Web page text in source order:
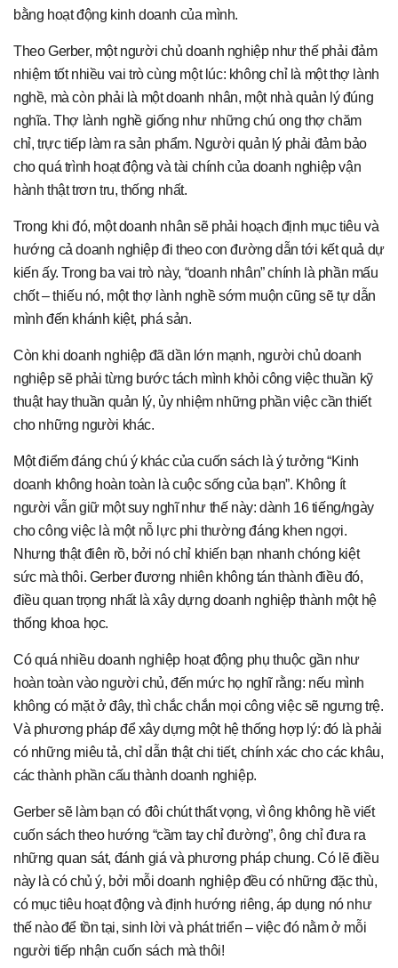
bằng hoạt động kinh doanh của mình.
Theo Gerber, một người chủ doanh nghiệp như thế phải đảm
nhiệm tốt nhiều vai trò cùng một lúc: không chỉ là một thợ lành
nghề, mà còn phải là một doanh nhân, một nhà quản lý đúng
nghĩa. Thợ lành nghề giống như những chú ong thợ chăm
chỉ, trực tiếp làm ra sản phẩm. Người quản lý phải đảm bảo
cho quá trình hoạt động và tài chính của doanh nghiệp vận
hành thật trơn tru, thống nhất.
Trong khi đó, một doanh nhân sẽ phải hoạch định mục tiêu và
hướng cả doanh nghiệp đi theo con đường dẫn tới kết quả dự
kiến ấy. Trong ba vai trò này, “doanh nhân” chính là phần mấu
chốt – thiếu nó, một thợ lành nghề sớm muộn cũng sẽ tự dẫn
mình đến khánh kiệt, phá sản.
Còn khi doanh nghiệp đã dần lớn mạnh, người chủ doanh
nghiệp sẽ phải từng bước tách mình khỏi công việc thuần kỹ
thuật hay thuần quản lý, ủy nhiệm những phần việc cần thiết
cho những người khác.
Một điểm đáng chú ý khác của cuốn sách là ý tưởng “Kinh
doanh không hoàn toàn là cuộc sống của bạn”. Không ít
người vẫn giữ một suy nghĩ như thế này: dành 16 tiếng/ngày
cho công việc là một nỗ lực phi thường đáng khen ngợi.
Nhưng thật điên rồ, bởi nó chỉ khiến bạn nhanh chóng kiệt
sức mà thôi. Gerber đương nhiên không tán thành điều đó,
điều quan trọng nhất là xây dựng doanh nghiệp thành một hệ
thống khoa học.
Có quá nhiều doanh nghiệp hoạt động phụ thuộc gần như
hoàn toàn vào người chủ, đến mức họ nghĩ rằng: nếu mình
không có mặt ở đây, thì chắc chắn mọi công việc sẽ ngưng trệ.
Và phương pháp để xây dựng một hệ thống hợp lý: đó là phải
có những miêu tả, chỉ dẫn thật chi tiết, chính xác cho các khâu,
các thành phần cấu thành doanh nghiệp.
Gerber sẽ làm bạn có đôi chút thất vọng, vì ông không hề viết
cuốn sách theo hướng “cầm tay chỉ đường”, ông chỉ đưa ra
những quan sát, đánh giá và phương pháp chung. Có lẽ điều
này là có chủ ý, bởi mỗi doanh nghiệp đều có những đặc thù,
có mục tiêu hoạt động và định hướng riêng, áp dụng nó như
thế nào để tồn tại, sinh lời và phát triển – việc đó nằm ở mỗi
người tiếp nhận cuốn sách mà thôi!